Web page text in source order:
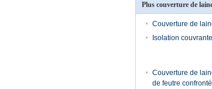
Plus couverture de
Couverture de
Isolation
Couverture de
de feutre